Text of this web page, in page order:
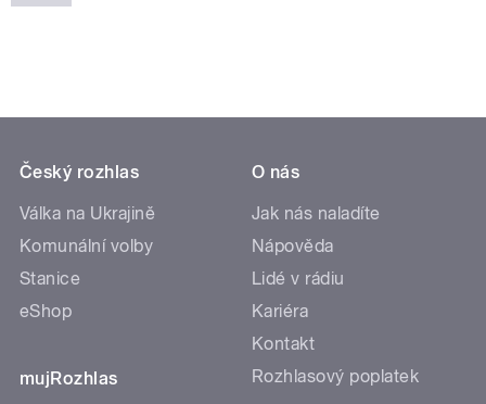
Český rozhlas
Válka na Ukrajině
Komunální volby
Stanice
eShop
mujRozhlas
O nás
Jak nás naladíte
Nápověda
Lidé v rádiu
Kariéra
Kontakt
Rozhlasový poplatek